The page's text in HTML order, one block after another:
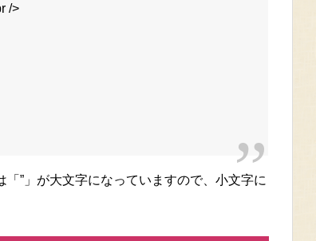
/>
”」が大文字になっていますので、小文字に